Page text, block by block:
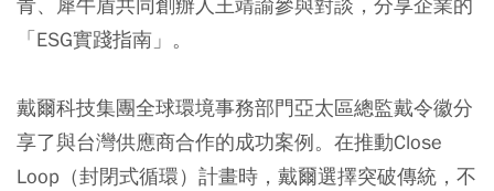
青、犀牛盾共同創辦人王靖諭參與對談，分享企業的
「ESG實踐指南」。
戴爾科技集團全球環境事務部門亞太區總監戴令徽分
享了與台灣供應商合作的成功案例。在推動Close
Loop（封閉式循環）計畫時，戴爾選擇突破傳統，不